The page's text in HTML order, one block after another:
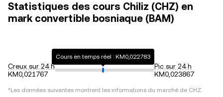
Statistiques des cours Chiliz (CHZ) en
mark convertible bosniaque (BAM)
Creux sur 24 h
KM0,021767
Cours en temps réel : KM0,022783
Pic sur 24 h
KM0,023867
*Les données suivantes montrent les informations du marché de CHZ.